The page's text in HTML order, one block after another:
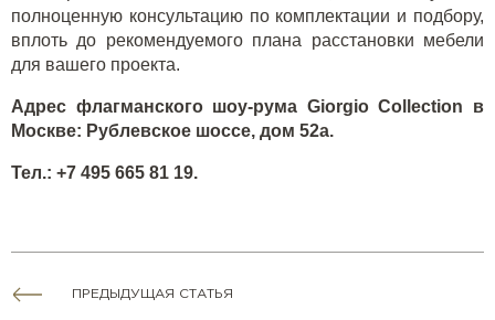
полноценную консультацию по комплектации и подбору,
вплоть до рекомендуемого плана расстановки мебели
для вашего проекта.
Адрес флагманского шоу-рума Giorgio Collection в
Москве: Рублевское шоссе, дом 52а.
Тел.: +7 495 665 81 19.
ПРЕДЫДУЩАЯ СТАТЬЯ